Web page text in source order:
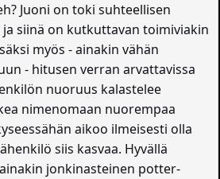
Juoni on toki suhteellisen
siinä on kutkuttavan toimiviakin
myös - ainakin vähän
- hitusen verran arvattavissa
nuoruus kalastelee
nimenomaan nuorempaa
aikoo ilmeisesti olla
siis kasvaa. Hyvällä
jonkinasteinen potter-